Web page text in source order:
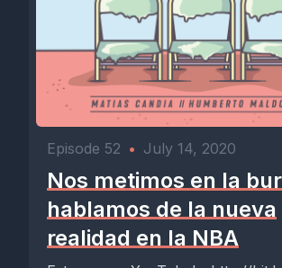
Episode 52 • July 14, 2020
Nos metimos en la
hablamos de la nueva
realidad en la NBA